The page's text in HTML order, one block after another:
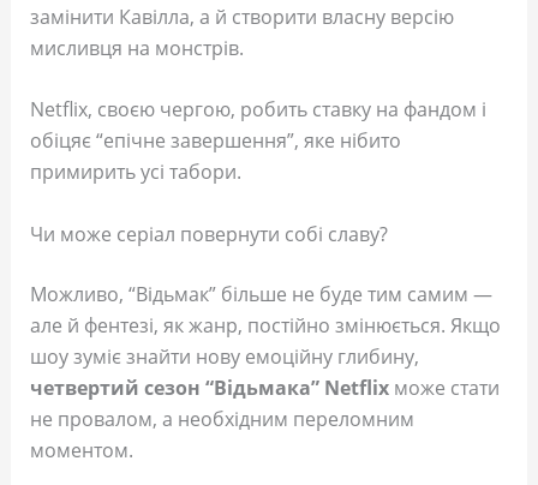
замінити Кавілла, а й створити власну версію
мисливця на монстрів.
Netflix, своєю чергою, робить ставку на фандом і
обіцяє “епічне завершення”, яке нібито
примирить усі табори.
Чи може серіал повернути собі славу?
Можливо, “Відьмак” більше не буде тим самим —
але й фентезі, як жанр, постійно змінюється. Якщо
шоу зуміє знайти нову емоційну глибину,
четвертий сезон “Відьмака” Netflixможе стати
не провалом, а необхідним переломним
моментом.